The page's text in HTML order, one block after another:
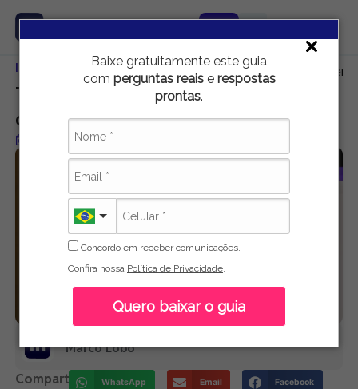
Baixe gratuitamente este guia
com perguntas reaise respostas
prontas.
Concordo em receber comunicações.
Confira nossa Política de Privacidade.
Quero baixar o guia
Início Educação Truques do Word que você precisa conhecer
Truques do Word que você precisa
conhecer
Publicado em 16 de maio de 2021
Marco Lobo
Compartilhe: WhatsApp Email Facebook